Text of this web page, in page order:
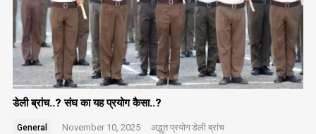
डेली ब्रांच..? संघ का यह प्रयोग कैसा..?
General November 10, 2025 अद्भुत प्रयोगडेली ब्रांच